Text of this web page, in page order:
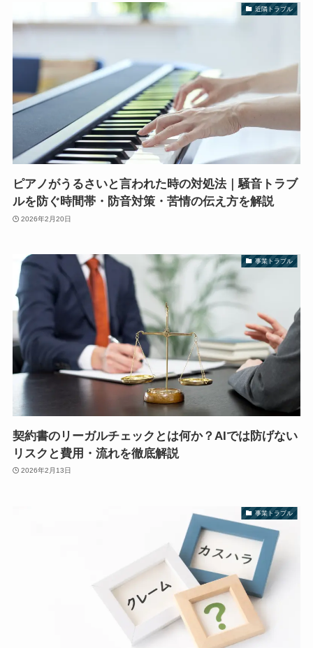
近隣トラブル
ピアノがうるさいと言われた時の対処法｜騒音トラブ
ルを防ぐ時間帯・防音対策・苦情の伝え方を解説
2026年2月20日
事業トラブル
契約書のリーガルチェックとは何か？AIでは防げない
リスクと費用・流れを徹底解説
2026年2月13日
事業トラブル